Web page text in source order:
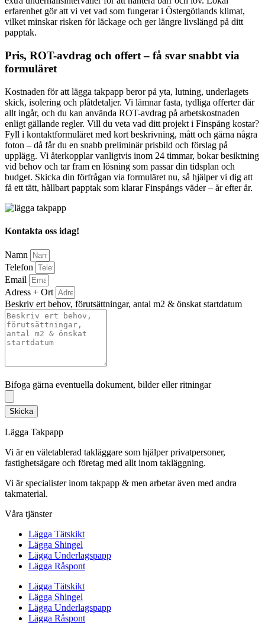
erfarenhet gör att vi vet vad som fungerar i Östergötlands klimat,
vilket minskar risken för läckage och ger längre livslängd på ditt
papptak.
Pris, ROT-avdrag och offert – få svar snabbt via
formuläret
Kostnaden för att lägga takpapp beror på yta, lutning, underlagets
skick, isolering och plåtdetaljer. Vi lämnar fasta, tydliga offerter där
allt ingår, och du kan använda ROT-avdrag på arbetskostnaden
enligt gällande regler. Vill du veta vad ditt projekt i Finspång kostar?
Fyll i kontaktformuläret med kort beskrivning, mått och gärna några
foton – då får du en snabb preliminär prisbild och förslag på
upplägg. Vi återkopplar vanligtvis inom 24 timmar, bokar besiktning
vid behov och tar fram en lösning som passar din tidsplan och
budget. Skicka din förfrågan via formuläret nu, så hjälper vi dig att
få ett tätt, hållbart papptak som klarar Finspångs väder – år efter år.
Kontakta oss idag!
Namn
Telefon
Email
Adress + Ort
Beskriv ert behov, förutsättningar, antal m2 & önskat startdatum
Bifoga gärna eventuella dokument, bilder eller ritningar
Skicka
Lägga Takpapp
Vi är en väletablerad takläggare som hjälper privatpersoner,
fastighetsägare och företag med allt inom takläggning.
Vi är specialister inom takpapp & men arbetar även med andra
takmaterial.
Våra tjänster
Lägga Tätskikt
Lägga Shingel
Lägga Underlagspapp
Lägga Råspont
Lägga Tätskikt
Lägga Shingel
Lägga Underlagspapp
Lägga Råspont